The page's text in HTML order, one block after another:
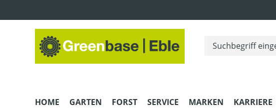
HOME GARTEN FORST SERVICE MARKEN KARRIERE